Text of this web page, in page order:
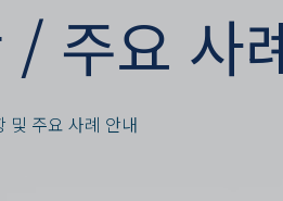
/ 주요 사
및 주요 사례 안내